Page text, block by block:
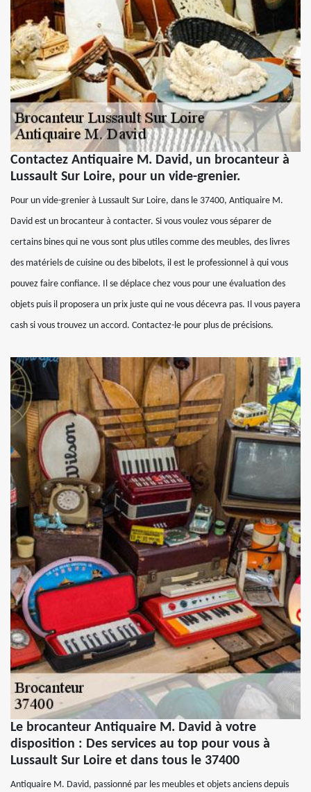
Contactez Antiquaire M. David, un brocanteur à
Lussault Sur Loire, pour un vide-grenier.
Pour un vide-grenier à Lussault Sur Loire, dans le 37400, Antiquaire M.
David est un brocanteur à contacter. Si vous voulez vous séparer de
certains bines qui ne vous sont plus utiles comme des meubles, des livres
des matériels de cuisine ou des bibelots, il est le professionnel à qui vous
pouvez faire confiance. Il se déplace chez vous pour une évaluation des
objets puis il proposera un prix juste qui ne vous décevra pas. Il vous payera
cash si vous trouvez un accord. Contactez-le pour plus de précisions.
Le brocanteur Antiquaire M. David à votre
disposition : Des services au top pour vous à
Lussault Sur Loire et dans tous le 37400
Antiquaire M. David, passionné par les meubles et objets anciens depuis